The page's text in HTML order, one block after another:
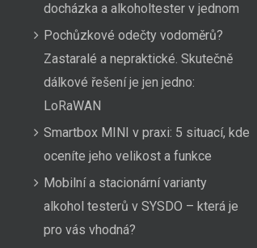
docházka a alkoholtester v jednom
Pochůzkové odečty vodoměrů?
Zastaralé a nepraktické. Skutečně
dálkové řešení je jen jedno:
LoRaWAN
Smartbox MINI v praxi: 5 situací, kde
oceníte jeho velikost a funkce
Mobilní a stacionární varianty
alkohol testerů v SYSDO – která je
pro vás vhodná?